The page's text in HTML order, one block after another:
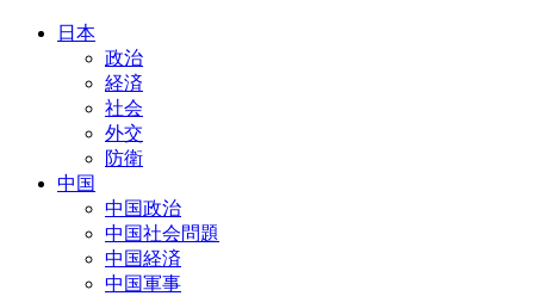
日本
政治
経済
社会
外交
防衛
中国
中国政治
中国社会問題
中国経済
中国軍事